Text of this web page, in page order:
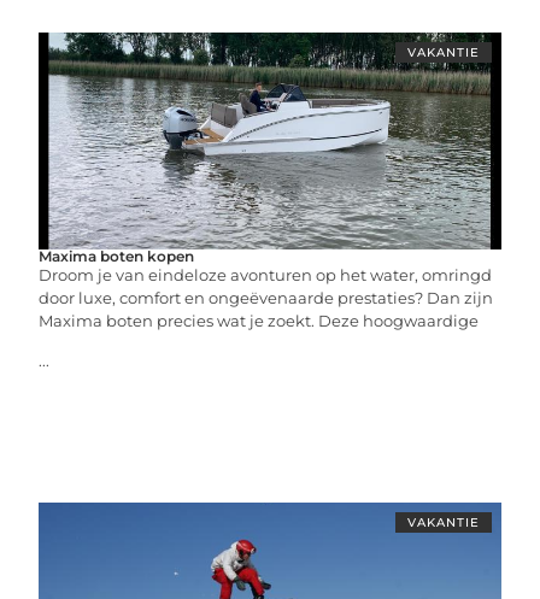
VAKANTIE
Maxima boten kopen
Droom je van eindeloze avonturen op het water, omringd
door luxe, comfort en ongeëvenaarde prestaties? Dan zijn
Maxima boten precies wat je zoekt. Deze hoogwaardige
...
VAKANTIE